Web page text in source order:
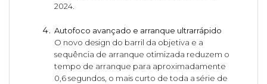
2024.
Autofoco avançado e arranque ultrarrápido
O novo design do barril da objetiva e a
sequência de arranque otimizada reduzem o
tempo de arranque para aproximadamente
0,6 segundos, o mais curto de toda a série de